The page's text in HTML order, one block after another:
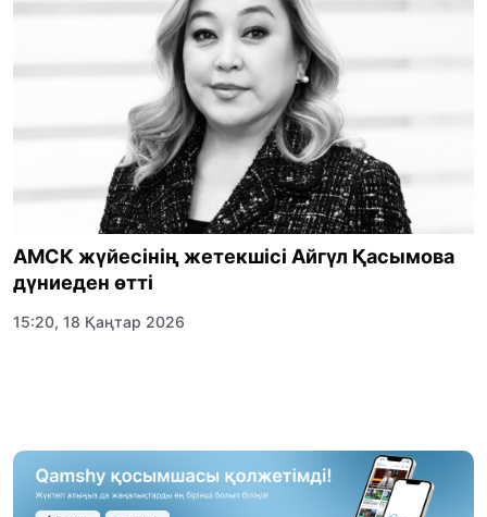
АМСК жүйесінің жетекшісі Айгүл Қасымова
дүниеден өтті
15:20, 18 Қаңтар 2026